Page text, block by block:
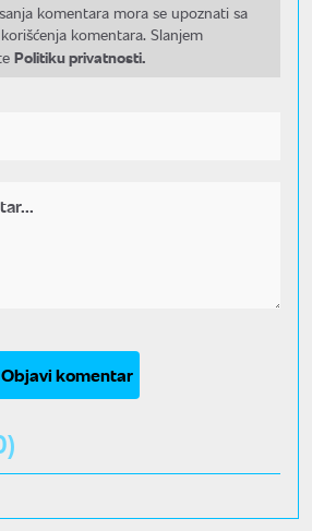
komentara mora se upoznati sa
komentara. Slanjem
Politiku privatnosti.
Objavi komentar